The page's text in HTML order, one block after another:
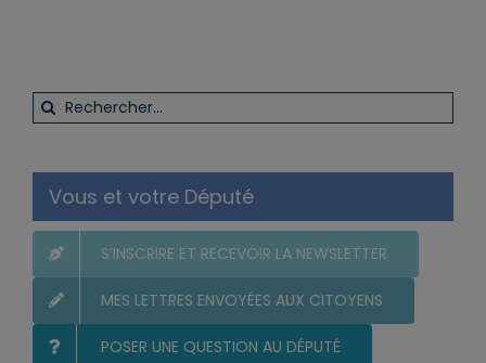
Rechercher:
Vous et votre Député
S’INSCRIRE ET RECEVOIR LA NEWSLETTER
MES LETTRES ENVOYÉES AUX CITOYENS
POSER UNE QUESTION AU DÉPUTÉ